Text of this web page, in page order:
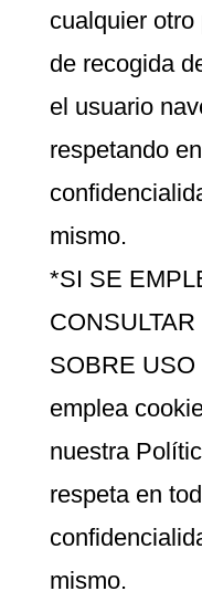
cualquier
de recogida
el usuario
respetando
mismo.
*SI SE
SOBRE
emplea
nuestra
respeta en
mismo.